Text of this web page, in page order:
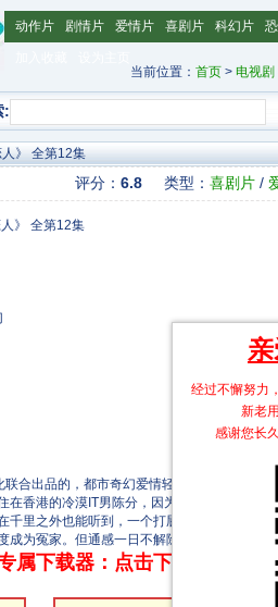
动作片 剧情片 爱情片 喜剧片 科幻片
当前位置： 首页 > 电视剧
:
》 全第12集
评分： 6.8 类型： 喜剧片 /
合出品的，都市奇幻爱情轻喜微剧《通感恋
在香港的冷漠IT男陈分，因为一次神秘的天
千里之外也能听到，一个打屁另一个也能闻
成为冤家。但通感一日不解除，他俩就得继
属下载器：点击下方链接 即
经过不懈努力
新老
感谢您长